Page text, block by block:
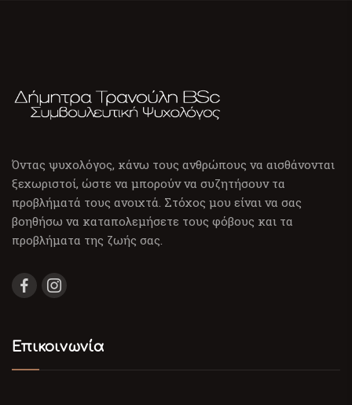
Όντας ψυχολόγος, κάνω τους ανθρώπους να αισθάνονται
ξεχωριστοί, ώστε να μπορούν να συζητήσουν τα
προβλήματά τους ανοιχτά. Στόχος μου είναι να σας
βοηθήσω να καταπολεμήσετε τους φόβους και τα
προβλήματα της ζωής σας.
Επικοινωνία